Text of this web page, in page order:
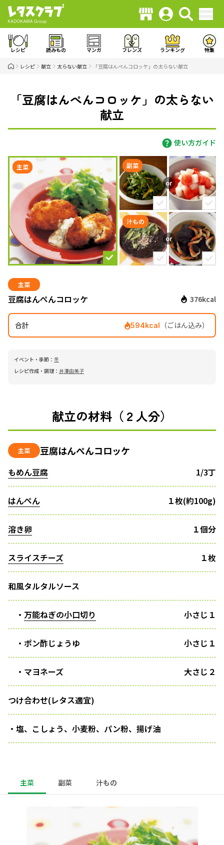
レシピ 読みもの マンガ フレンズ ランキング 特集
レシピ 献立 太らない献立 「豆腐はんぺんコロッケ」の太らない献立
「豆腐はんぺんコロッケ」の太らない
献立
使い方ガイド
主菜 副菜
汁もの
主菜
豆腐はんぺんコロッケ 376kcal
合計 594kcal （ごはん込み）
イベント・季節： 冬
レシピ作成・調理： 井澤由美子
献立の材料（２人分）
主菜 豆腐はんぺんコロッケ
もめん豆腐 1/3丁
はんぺん １枚(約100g)
溶き卵 １個分
スライスチーズ １枚
和風タルタルソース
・ 万能ねぎの小口切り 小さじ１
・ポン酢じょうゆ 小さじ１
・マヨネーズ 大さじ２
つけ合わせ(レタス適宜)
・塩、こしょう、小麦粉、パン粉、揚げ油
主菜 副菜 汁もの